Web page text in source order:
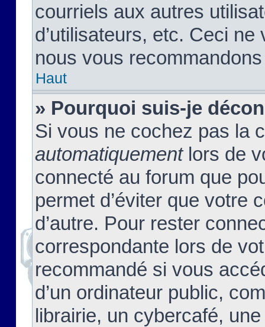
courriels aux autres
d’utilisateurs, etc. Ceci
nous vous
Haut
» Pourquoi suis-je
Si vous ne cochez pas la
automatiquementlors de
connecté au forum que
permet d’éviter que votre
d’autre. Pour rester
correspondante lors de
recommandé si vous
d’un ordinateur public,
librairie, un cybercafé,